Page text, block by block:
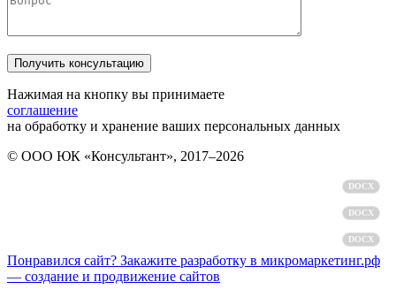
Нажимая на кнопку вы принимаете
соглашение
на обработку и хранение ваших персональных данных
© ООО ЮК «Консультант», 2017–2026
DOCX
DOCX
DOCX
Понравился сайт? Закажите разработку в микромаркетинг.рф
— создание и продвижение сайтов